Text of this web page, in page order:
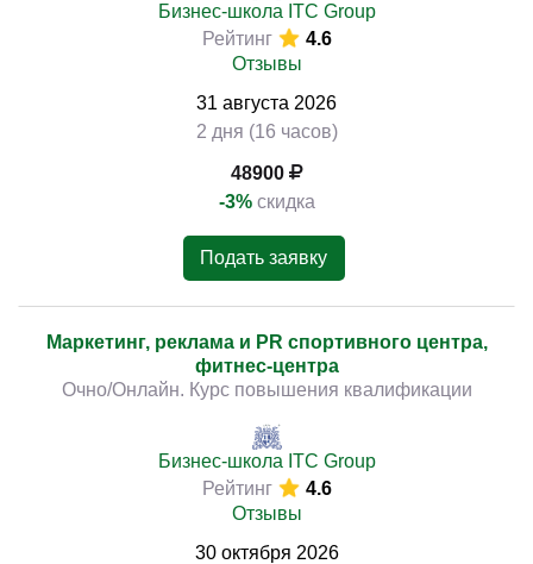
Бизнес-школа ITC Group
Рейтинг
4.6
Отзывы
31 августа 2026
2 дня (16 часов)
48900
-3% скидка
Подать заявку
Маркетинг, реклама и PR спортивного центра,
фитнес-центра
Очно/Онлайн. Курс повышения квалификации
Бизнес-школа ITC Group
Рейтинг
4.6
Отзывы
30 октября 2026